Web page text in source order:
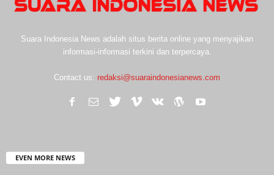
Suara Indonesia News adalah situs berita online yang menyajikan
informasi-informasi terkini dan terpercaya.
Contact us: redaksi@suaraindonesianews.com
EVEN MORE NEWS